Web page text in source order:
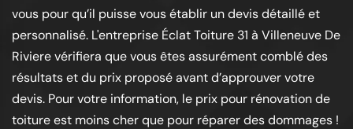
vous pour qu’il puisse vous établir un devis détaillé et
personnalisé. L'entreprise Éclat Toiture 31 à Villeneuve De
Riviere vérifiera que vous êtes assurément comblé des
résultats et du prix proposé avant d’approuver votre
devis. Pour votre information, le prix pour rénovation de
toiture est moins cher que pour réparer des dommages !